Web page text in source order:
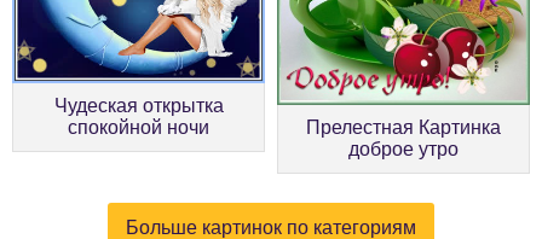
Чудеская открытка
спокойной ночи
Прелестная Картинка
доброе утро
Больше картинок по категориям